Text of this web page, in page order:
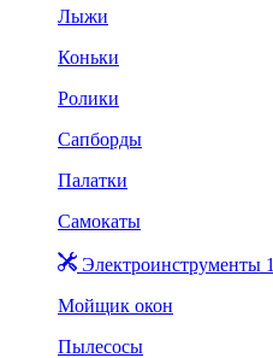
Лыжи
Коньки
Ролики
Сапборды
Палатки
Самокаты
Электроинструменты 1
Мойщик окон
Пылесосы